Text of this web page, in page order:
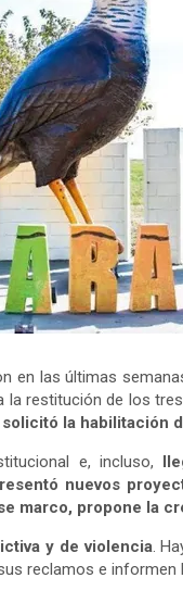
en las últimas
la restitución de los
la habilitación
e, incluso,
nuevos
marco, propone la
y de violencia.
reclamos e